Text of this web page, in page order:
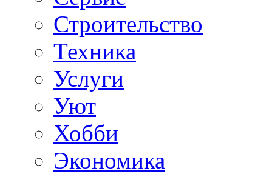
Строительство
Техника
Услуги
Уют
Хобби
Экономика